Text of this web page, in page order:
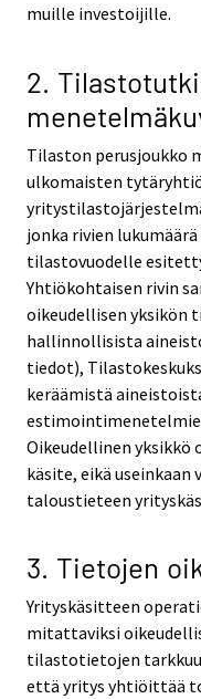
muille investoijille.
2.
Tilaston perusjoukko
ulkomaisten
jonka rivien
tilastovuodelle
Yhtiökohtaisen rivin
oikeudellisen yksikön
hallinnollisista
tiedot),
keräämistä
Oikeudellinen
käsite, eikä useinkaan
taloustieteen
3. Tietojen
Yrityskäsitteen
mitattaviksi
tilastotietojen
että yritys yhtiöittää